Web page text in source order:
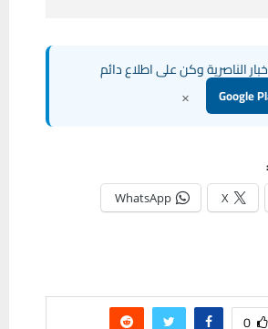
الناصرية وكن على اطلاع دائم
×
X
WhatsApp
0